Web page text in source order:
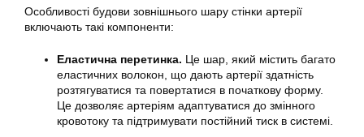
Особливості будови зовнішнього шару стінки артерії
включають такі компоненти:
Еластична перетинка. Це шар, який містить багато
еластичних волокон, що дають артерії здатність
розтягуватися та повертатися в початкову форму.
Це дозволяє артеріям адаптуватися до змінного
кровотоку та підтримувати постійний тиск в системі.